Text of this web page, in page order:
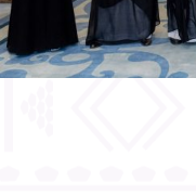
المسؤولية
الإسهام في بناء
النوعية، ويؤكد ما